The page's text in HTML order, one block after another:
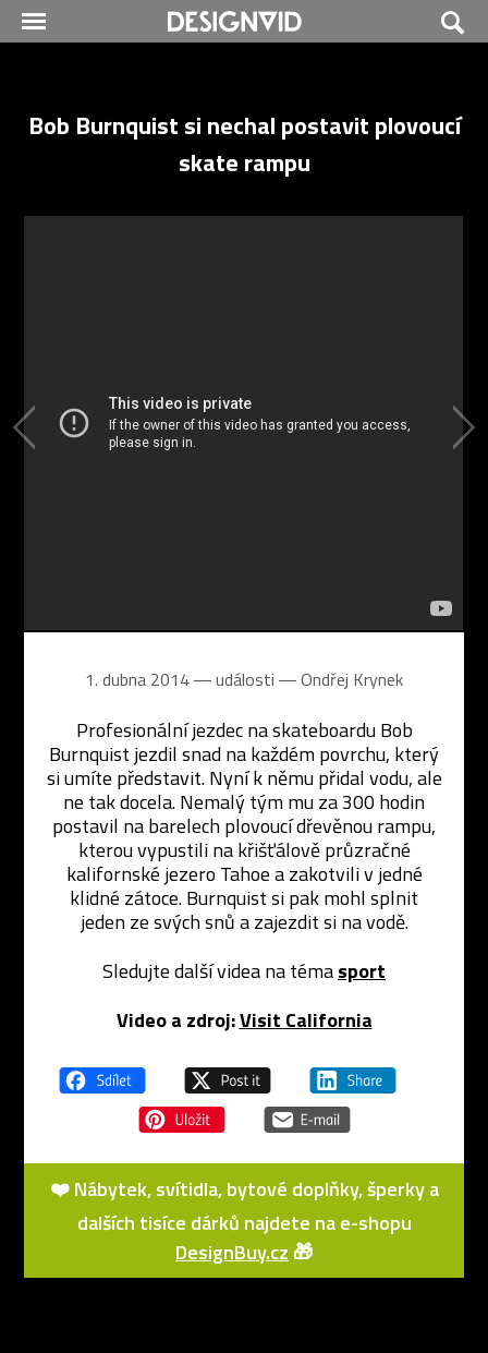
Bob Burnquist si nechal postavit plovoucí
skate rampu
1. dubna 2014 ― události ―Ondřej Krynek
Profesionální jezdec na skateboardu Bob
Burnquist jezdil snad na každém povrchu, který
si umíte představit. Nyní k němu přidal vodu, ale
ne tak docela. Nemalý tým mu za 300 hodin
postavil na barelech plovoucí dřevěnou rampu,
kterou vypustili na křišťálově průzračné
kalifornské jezero Tahoe a zakotvili v jedné
klidné zátoce. Burnquist si pak mohl splnit
jeden ze svých snů a zajezdit si na vodě.
Sledujte další videa na témasport
Video a zdroj:Visit California
❤️ Nábytek, svítidla, bytové doplňky, šperky a
dalších tisíce dárků najdete na e-shopu
DesignBuy.cz 🎁